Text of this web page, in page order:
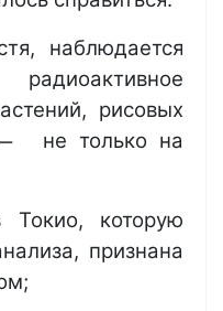
наблюдается
рисовых
не только на
которую
признана